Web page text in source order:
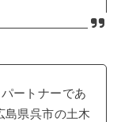
ートナーであ
島県呉市の土木